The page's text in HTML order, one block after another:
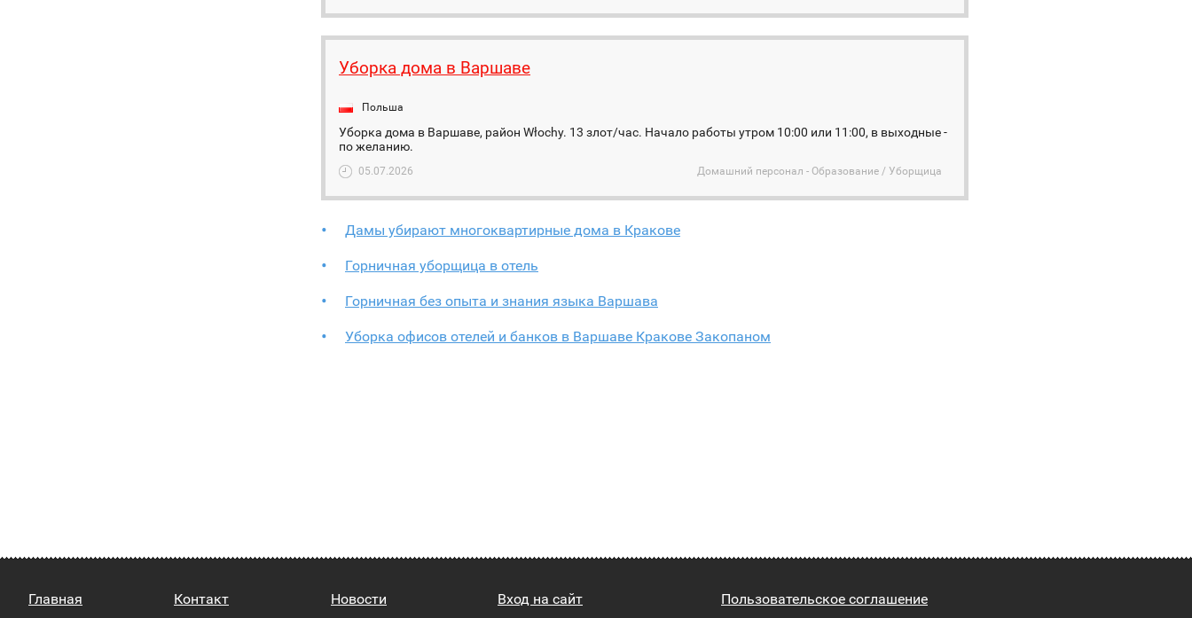
Уборка дома в Варшаве
Польша
Уборка дома в Варшаве, район Włochy. 13 злот/час. Начало работы утром 10:00 или 11:00, в выходные -
по желанию.
05.07.2026 Домашний персонал - Образование / Уборщица
Дамы убирают многоквартирные дома в Кракове
Горничная уборщица в отель
Горничная без опыта и знания языка Варшава
Уборка офисов отелей и банков в Варшаве Кракове Закопаном
Главная Контакт Новости Вход на сайт Пользовательское соглашение